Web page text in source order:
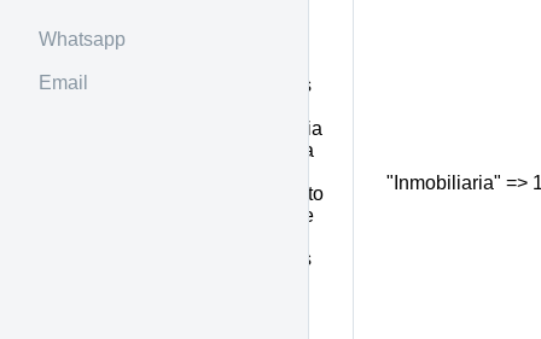
Whatsapp
Email
inmuebles
inmobiliaria
si se envía
(por defecto
0 y solo se
inmuebles
"Inmobiliaria" =>